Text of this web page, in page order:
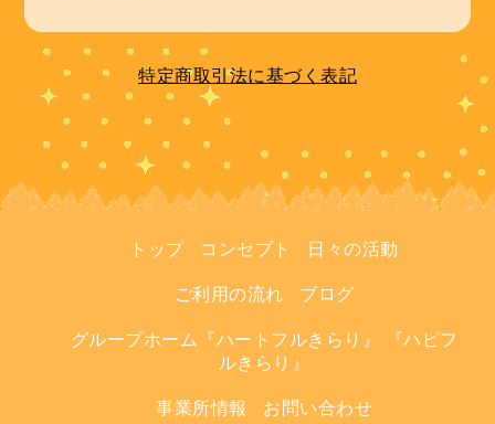
特定商取引法に基づく表記
トップ コンセプト 日々の活動
ご利用の流れ ブログ
グループホーム『ハートフルきらり』 『ハピフ
ルきらり』
事業所情報 お問い合わせ